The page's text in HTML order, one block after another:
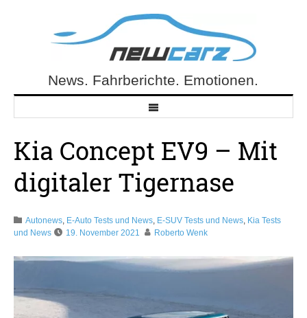
NewCarz.deNews. Fahrberichte. Emotionen.
Kia Concept EV9 – Mit
digitaler Tigernase
Autonews, E-Auto Tests und News, E-SUV Tests und News, Kia Tests
und News
19. November 2021 Roberto Wenk